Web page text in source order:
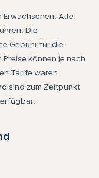
Erwachsenen. Alle
Die
Gebühr für die
können je nach
Tarife waren
sind zum Zeitpunkt